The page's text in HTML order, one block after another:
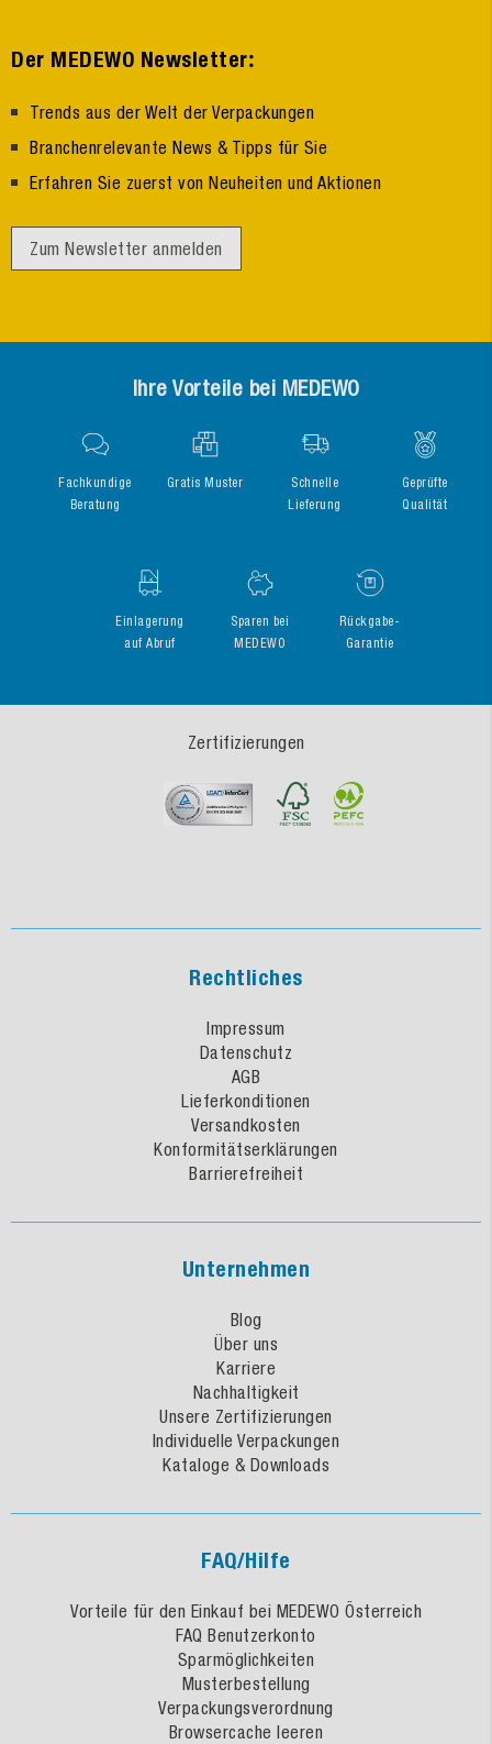
Der MEDEWO Newsletter:
Trends aus der Welt der Verpackungen
Branchenrelevante News & Tipps für Sie
Erfahren Sie zuerst von Neuheiten und Aktionen
Zum Newsletter anmelden
Ihre Vorteile bei MEDEWO
Fachkundige
Beratung
Gratis Muster
Schnelle
Lieferung
Geprüfte
Qualität
Einlagerung
auf Abruf
Sparen bei
MEDEWO
Rückgabe-
Garantie
Zertifizierungen
Rechtliches
Impressum
Datenschutz
AGB
Lieferkonditionen
Versandkosten
Konformitätserklärungen
Barrierefreiheit
Unternehmen
Blog
Über uns
Karriere
Nachhaltigkeit
Unsere Zertifizierungen
Individuelle Verpackungen
Kataloge & Downloads
FAQ/Hilfe
Vorteile für den Einkauf bei MEDEWO Österreich
FAQ Benutzerkonto
Sparmöglichkeiten
Musterbestellung
Verpackungsverordnung
Browsercache leeren